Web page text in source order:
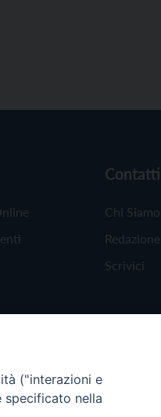
Contatti
Chi Siamo
Redazione
Scrivici
("interazioni e
specificato nella